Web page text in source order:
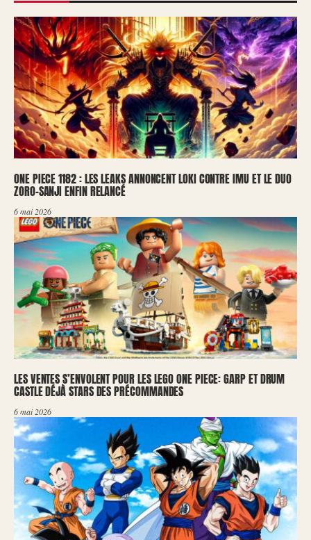
ONE PIECE 1182 : LES LEAKS ANNONCENT LOKI CONTRE IMU ET LE DUO
ZORO-SANJI ENFIN RELANCÉ
6 mai 2026
LES VENTES S’ENVOLENT POUR LES LEGO ONE PIECE: GARP ET DRUM
CASTLE DÉJÀ STARS DES PRÉCOMMANDES
6 mai 2026